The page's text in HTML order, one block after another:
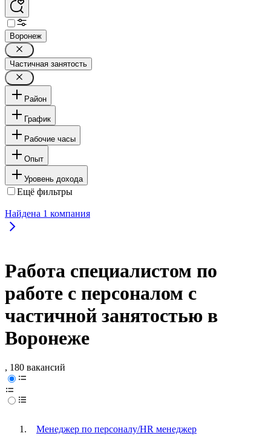
Воронеж
Частичная занятость
Район
График
Рабочие часы
Опыт
Уровень дохода
Ещё фильтры
Найдена 1 компания
Работа специалистом по
работе с персоналом с
частичной занятостью в
Воронеже
, 180 вакансий
Менеджер по персоналу/HR менеджер